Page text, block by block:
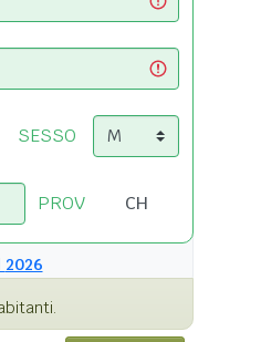
SESSO
PROV
2026